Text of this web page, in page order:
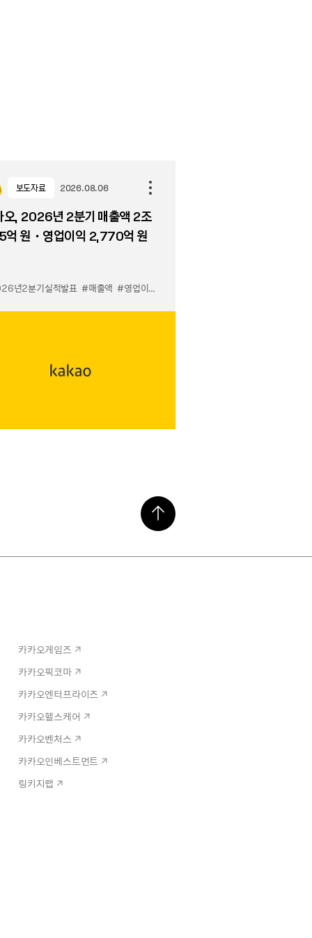
보도자료 2026.08.06
오, 2026년 2분기 매출액 2조
원・영업이익 2,770억 원
년2분기실적발표 #매출액 #영업이익
카카오게임즈
카카오픽코마
카카오엔터프라이즈
카카오헬스케어
카카오벤처스
카카오인베스트먼트
링키지랩